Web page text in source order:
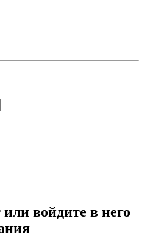
войдите в него